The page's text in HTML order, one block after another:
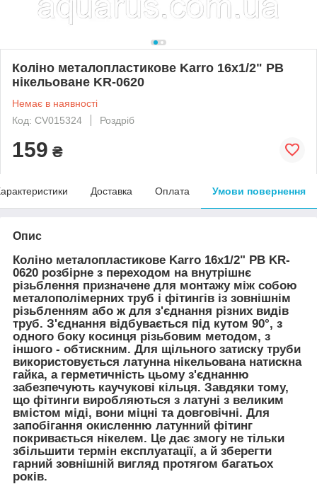
Коліно металопластикове Karro 16х1/2" РВ
нікельоване KR-0620
Немає в наявності
Код: CV015324
Роздріб
159 ₴
Доставка Оплата Умови повернення
Опис
Коліно металопластикове Karro 16х1/2" РВ KR-
0620 розбірне з переходом на внутрішнє
різьблення призначене для монтажу між собою
металополімерних труб і фітингів із зовнішнім
різьбленням або ж для з'єднання різних видів
труб. З'єднання відбувається під кутом 90°, з
одного боку косинця різьбовим методом, з
іншого - обтискним. Для щільного затиску труби
використовується латунна нікельована натискна
гайка, а герметичність цьому з'єднанню
забезпечують каучукові кільця. Завдяки тому,
що фітинги виробляються з латуні з великим
вмістом міді, вони міцні та довговічні. Для
запобігання окисленню латунний фітинг
покривається нікелем. Це дає змогу не тільки
збільшити термін експлуатації, а й зберегти
гарний зовнішній вигляд протягом багатьох
років.